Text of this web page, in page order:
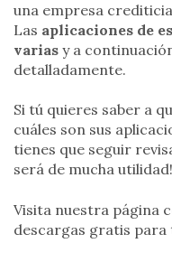
una empresa
Las aplicaciones de
varias y a
detalladamente.
Si tú quieres saber a
cuáles son sus
tienes que seguir
será de mucha utilidad!
Visita nuestra página
descargas gratis